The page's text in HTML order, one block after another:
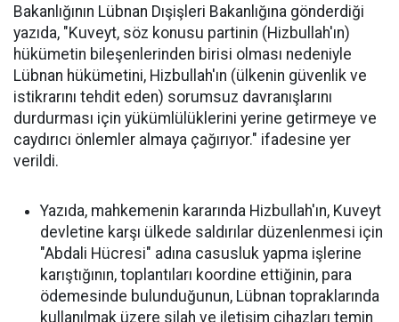
Bakanlığının Lübnan Dışişleri Bakanlığına gönderdiği
yazıda, "Kuveyt, söz konusu partinin (Hizbullah'ın)
hükümetin bileşenlerinden birisi olması nedeniyle
Lübnan hükümetini, Hizbullah'ın (ülkenin güvenlik ve
istikrarını tehdit eden) sorumsuz davranışlarını
durdurması için yükümlülüklerini yerine getirmeye ve
caydırıcı önlemler almaya çağırıyor." ifadesine yer
verildi.
Yazıda, mahkemenin kararında Hizbullah'ın, Kuveyt
devletine karşı ülkede saldırılar düzenlenmesi için
"Abdali Hücresi" adına casusluk yapma işlerine
karıştığının, toplantıları koordine ettiğinin, para
ödemesinde bulunduğunun, Lübnan topraklarında
kullanılmak üzere silah ve iletişim cihazları temin